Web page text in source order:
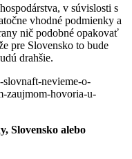
v súvislosti s
vhodné podmienky a
nič podobné opakovať
pre Slovensko to bude
drahšie.
slovnaft-nevieme-o-
zaujmom-hovoria-u-
Slovensko alebo